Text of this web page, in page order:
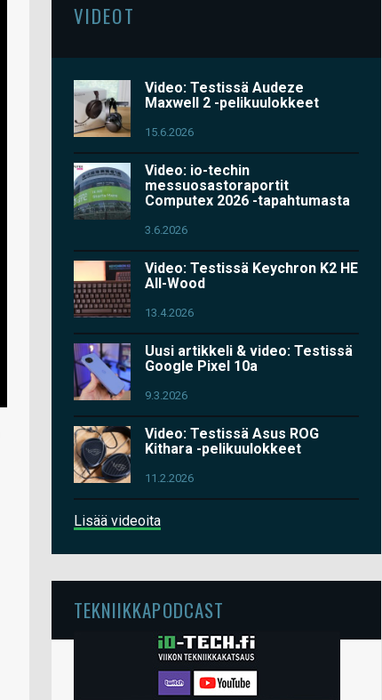
VIDEOT
Video: Testissä Audeze
Maxwell 2 -pelikuulokkeet
15.6.2026
Video: io-techin
messuosastoraportit
Computex 2026 -tapahtumasta
3.6.2026
Video: Testissä Keychron K2 HE
All-Wood
13.4.2026
Uusi artikkeli & video: Testissä
Google Pixel 10a
9.3.2026
Video: Testissä Asus ROG
Kithara -pelikuulokkeet
11.2.2026
Lisää videoita
TEKNIIKKAPODCAST